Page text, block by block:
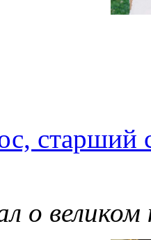
старший
о великом